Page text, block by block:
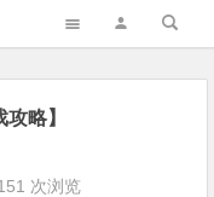
略】
次浏览